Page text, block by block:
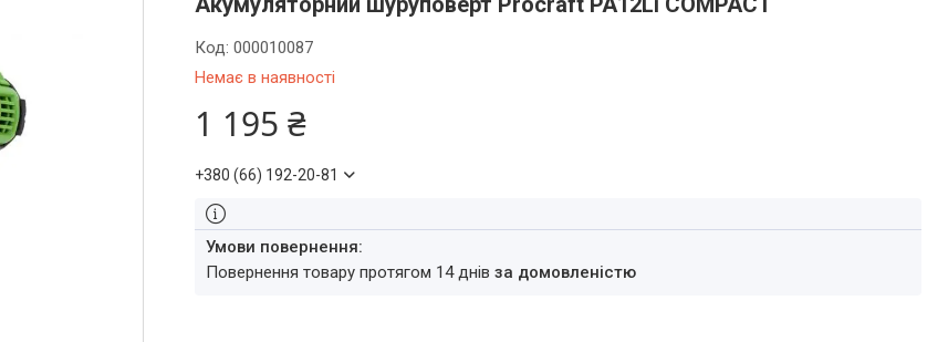
Немає в наявності
Код: 000010087
1 195 ₴
+380 (66) 192-20-81
повернення товару протягом 14 днів за домовленістю